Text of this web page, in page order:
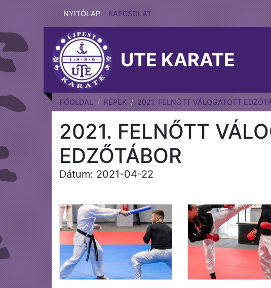
NYITÓLAP KAPCSOLAT
UTE KARATE
FŐOLDAL KÉPEK 2021. FELNŐTT VÁLOGATOTT
2021. FELNŐTT
EDZŐTÁBOR
Dátum: 2021-04-22